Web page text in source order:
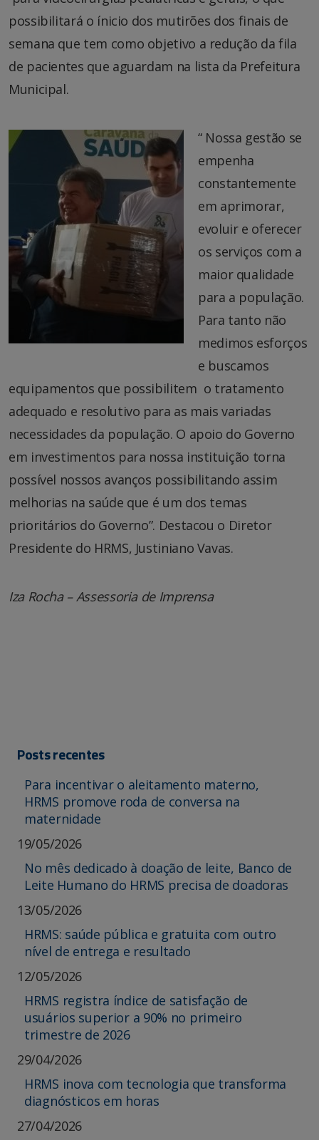
possibilitará o ínicio dos mutirões dos finais de
semana que tem como objetivo a redução da fila
de pacientes que aguardam na lista da Prefeitura
Municipal.
“ Nossa gestão se
empenha
constantemente
em aprimorar,
evoluir e oferecer
os serviços com a
maior qualidade
para a população.
Para tanto não
medimos esforços
e buscamos
equipamentos que possibilitem o tratamento
adequado e resolutivo para as mais variadas
necessidades da população. O apoio do Governo
em investimentos para nossa instituição torna
possível nossos avanços possibilitando assim
melhorias na saúde que é um dos temas
prioritários do Governo”. Destacou o Diretor
Presidente do HRMS, Justiniano Vavas.
Iza Rocha – Assessoria de Imprensa
Posts recentes
Para incentivar o aleitamento materno,
HRMS promove roda de conversa na
maternidade
19/05/2026
No mês dedicado à doação de leite, Banco de
Leite Humano do HRMS precisa de doadoras
13/05/2026
HRMS: saúde pública e gratuita com outro
nível de entrega e resultado
12/05/2026
HRMS registra índice de satisfação de
usuários superior a 90% no primeiro
trimestre de 2026
29/04/2026
HRMS inova com tecnologia que transforma
diagnósticos em horas
27/04/2026